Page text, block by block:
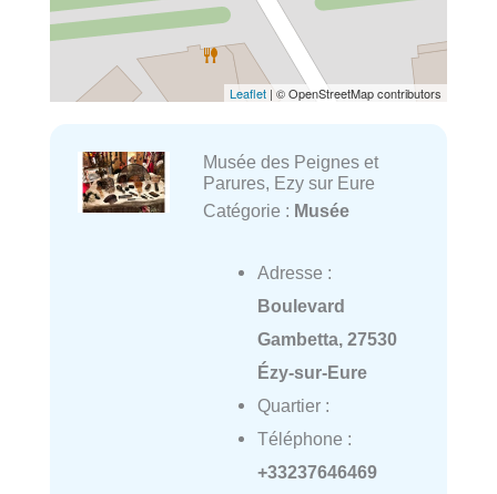
Leaflet | © OpenStreetMap contributors
Musée des Peignes et
Parures, Ezy sur Eure
Catégorie : Musée
Adresse :
Boulevard
Gambetta, 27530
Ézy-sur-Eure
Quartier :
Téléphone :
+33237646469